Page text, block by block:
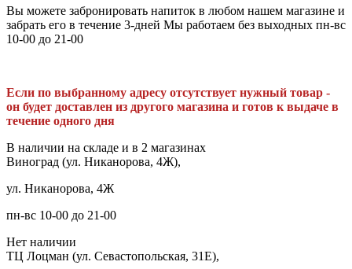
Вы можете забронировать напиток в любом нашем магазине и
забрать его в течение 3-дней Мы работаем без выходных пн-вс
10-00 до 21-00
Если по выбранному адресу отсутствует нужный товар -
он будет доставлен из другого магазина и готов к выдаче в
течение одного дня
В наличии на складе и в 2 магазинах
Виноград (ул. Никанорова, 4Ж),
ул. Никанорова, 4Ж
пн-вс 10-00 до 21-00
Нет наличии
ТЦ Лоцман (ул. Севастопольская, 31Е),